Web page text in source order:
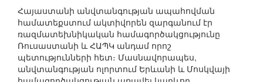
Հայաստանի անվտանգության ապահովման
համատեքստում ակտիվորեն զարգանում էր
ռազմատեխնիկական համագործակցությունը
Ռուսաստանի և ՀԱՊԿ անդամ որոշ
պետությունների հետ։ Մասնավորապես,
անվտանգության ոլորտում Երևանի և Մոսկվայի